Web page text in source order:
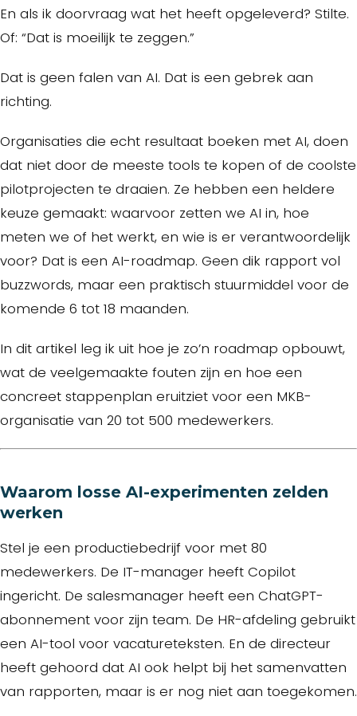
En als ik doorvraag wat het heeft opgeleverd? Stilte.
Of: “Dat is moeilijk te zeggen.”
Dat is geen falen van AI. Dat is een gebrek aan
richting.
Organisaties die echt resultaat boeken met AI, doen
dat niet door de meeste tools te kopen of de coolste
pilotprojecten te draaien. Ze hebben een heldere
keuze gemaakt: waarvoor zetten we AI in, hoe
meten we of het werkt, en wie is er verantwoordelijk
voor? Dat is een AI-roadmap. Geen dik rapport vol
buzzwords, maar een praktisch stuurmiddel voor de
komende 6 tot 18 maanden.
In dit artikel leg ik uit hoe je zo’n roadmap opbouwt,
wat de veelgemaakte fouten zijn en hoe een
concreet stappenplan eruitziet voor een MKB-
organisatie van 20 tot 500 medewerkers.
Waarom losse AI-experimenten zelden
werken
Stel je een productiebedrijf voor met 80
medewerkers. De IT-manager heeft Copilot
ingericht. De salesmanager heeft een ChatGPT-
abonnement voor zijn team. De HR-afdeling gebruikt
een AI-tool voor vacatureteksten. En de directeur
heeft gehoord dat AI ook helpt bij het samenvatten
van rapporten, maar is er nog niet aan toegekomen.